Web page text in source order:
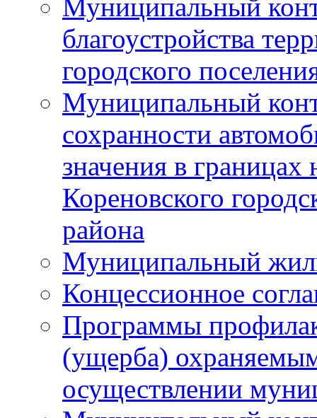
Муниципальный
благоустройства
городского
Муниципальный
сохранности
значения в
Кореновского
района
Муниципальный
Концессионное
Программы
(ущерба)
осуществлении